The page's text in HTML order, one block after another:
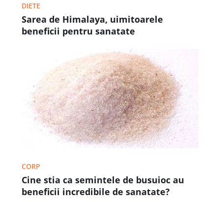
DIETE
Sarea de Himalaya, uimitoarele
beneficii pentru sanatate
CORP
Cine stia ca semintele de busuioc au
beneficii incredibile de sanatate?